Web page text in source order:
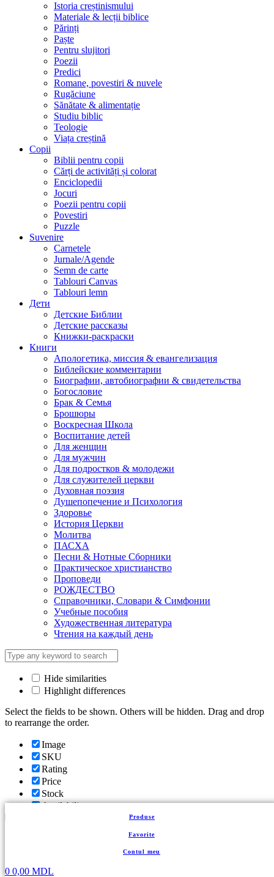
Produse
Favorite
Contul meu
0 0,00 MDL
Istoria creștinismului
Materiale & lecții biblice
Părinți
Paște
Pentru slujitori
Poezii
Predici
Romane, povestiri & nuvele
Rugăciune
Sănătate & alimentație
Studiu biblic
Teologie
Viața creștină
Copii
Biblii pentru copii
Cărți de activități și colorat
Enciclopedii
Jocuri
Poezii pentru copii
Povestiri
Puzzle
Suvenire
Carnetele
Jurnale/Agende
Semn de carte
Tablouri Canvas
Tablouri lemn
Дети
Детские Библии
Детские рассказы
Книжки-раскраски
Книги
Апологетика, миссия & евангелизация
Библейские комментарии
Биографии, автобиографии & свидетельства
Богословие
Брак & Семья
Брошюры
Воскресная Школа
Воспитание детей
Для женщин
Для мужчин
Для подростков & молодежи
Для служителей церкви
Духовная поэзия
Душепопечение и Психология
Здоровье
История Церкви
Молитва
ПАСХА
Песни & Нотные Сборники
Практическое христианство
Проповеди
РОЖДЕСТВО
Справочники, Словари & Симфонии
Учебные пособия
Художественная литература
Чтения на каждый день
Hide similarities
Highlight differences
Select the fields to be shown. Others will be hidden. Drag and drop
to rearrange the order.
Image
SKU
Rating
Price
Stock
Availability
Dimensions